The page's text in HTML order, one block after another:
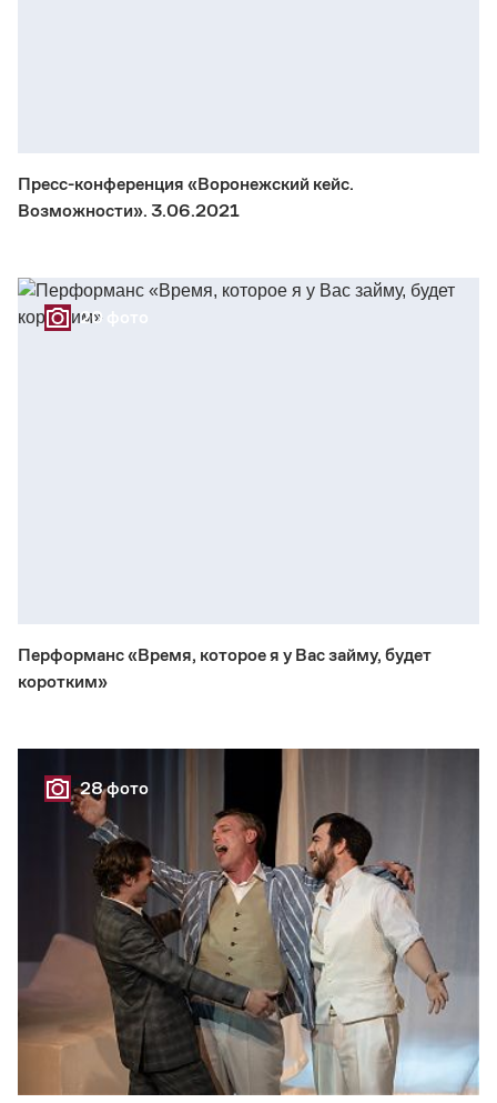
Пресс-конференция «Воронежский кейс.
Возможности». 3.06.2021
20 фото
Перформанс «Время, которое я у Вас займу, будет
коротким»
28 фото